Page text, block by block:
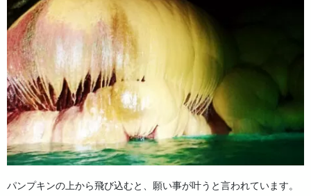
パンプキンの上から飛び込むと、願い事が叶うと言われています。